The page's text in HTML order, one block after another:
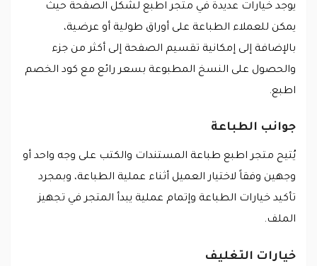
يوجد خيارات عديدة في متجر اطبع لشكل الصفحة حيث
يمكن للعملاء الطباعة على أوراق طولية أو عرضية،
بالإضافة إلى إمكانية تقسيم الصفحة إلى أكثر من جزء
والحصول على النسخ المطبوعة بسعر رائع مع كود الخصم
اطبع.
جوانب الطباعة
يُتيح متجر اطبع طباعة المستندات والكتب على وجه واحد أو
وجهين وفقاً لاختيار العميل أثناء عملية الطباعة، وبمجرد
تأكيد خيارات الطباعة وإتمام عملية يبدأ المتجر في تجهيز
الملف.
خيارات التغليف